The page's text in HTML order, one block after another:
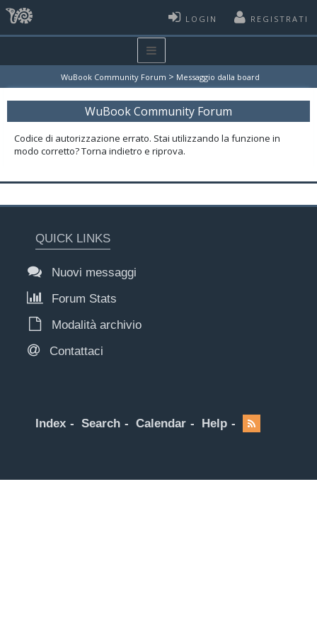
LOGIN REGISTRATI
WuBook Community Forum > Messaggio dalla board
WuBook Community Forum
Codice di autorizzazione errato. Stai utilizzando la funzione in
modo corretto? Torna indietro e riprova.
QUICK LINKS
Nuovi messaggi
Forum Stats
Modalità archivio
Contattaci
Index Search Calendar Help